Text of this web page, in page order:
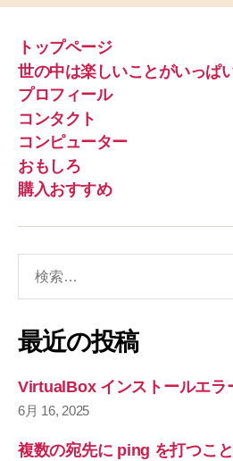
トップページ
世の中は楽しいことがいっぱ
プロフィール
コンタクト
コンピューター
おもしろ
購入おすすめ
象
最近の投稿
VirtualBox インストールエラ
6月 16, 2025
複数の宛先に ping を打つこ